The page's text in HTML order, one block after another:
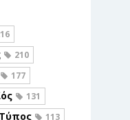
210
177
131
113